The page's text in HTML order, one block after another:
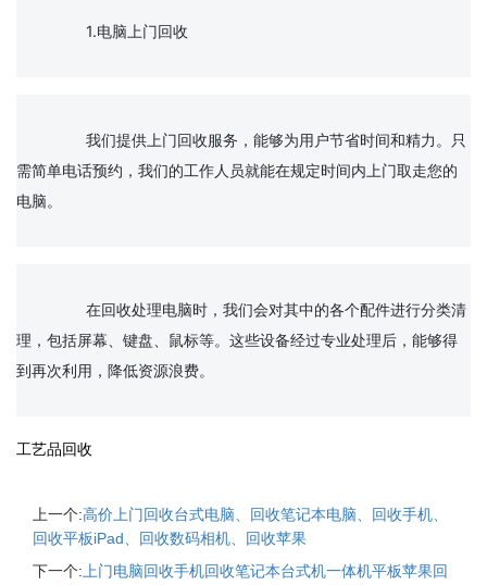
需简单电话预约，我们的工作人员就能在规定时间内上门取走您的
电脑。
在回收处理电脑时，我们会对其中的各个配件进行分类清
理，包括屏幕、键盘、鼠标等。这些设备经过专业处理后，能够得
到再次利用，降低资源浪费。
工艺品回收
上一个:高价上门回收台式电脑、回收笔记本电脑、回收手机、
回收平板iPad、回收数码相机、回收苹果
下一个: 上门电脑回收手机回收笔记本台式机一体机平板苹果回